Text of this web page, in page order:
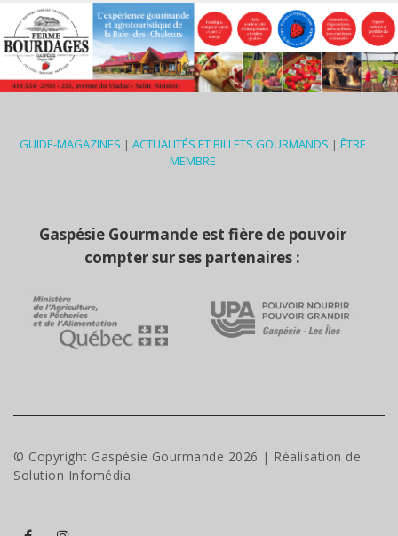
GUIDE-MAGAZINES | ACTUALITÉS ET BILLETS GOURMANDS | ÊTRE
MEMBRE
Gaspésie Gourmande est fière de pouvoir
compter sur ses partenaires :
© Copyright Gaspésie Gourmande 2026 | Réalisation de
Solution Infomédia